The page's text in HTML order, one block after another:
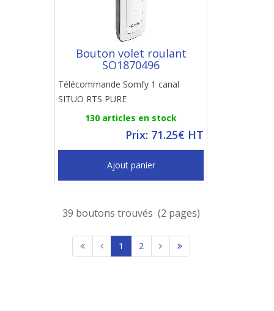
Bouton volet roulant
SO1870496
Télécommande Somfy 1 canal
SITUO RTS PURE
130 articles en stock
Prix: 71.25€ HT
Ajout panier
39 boutons trouvés (2 pages)
1 2